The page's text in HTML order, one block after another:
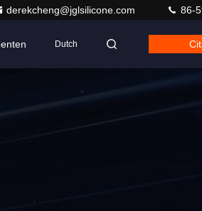
derekcheng@jglsilicone.com 86-
Dutch